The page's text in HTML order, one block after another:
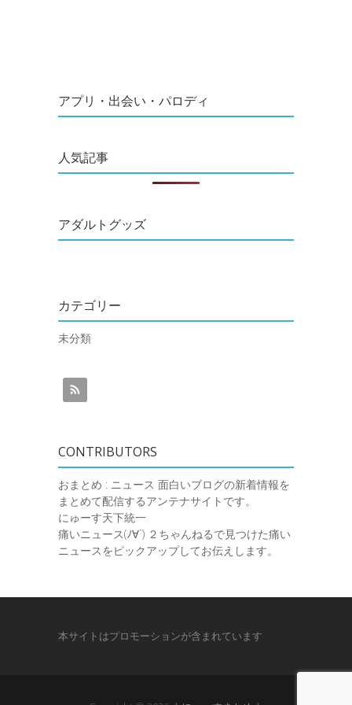
アプリ・出会い・パロディ
人気記事
アダルトグッズ
カテゴリー
未分類
CONTRIBUTORS
おまとめ : ニュース 面白いブログの新着情報を
まとめて配信するアンテナサイトです。
にゅーす天下統一
痛いニュース(ﾉ∀`) ２ちゃんねるで見つけた痛い
ニュースをピックアップしてお伝えします。
本サイトはプロモーションが含まれています